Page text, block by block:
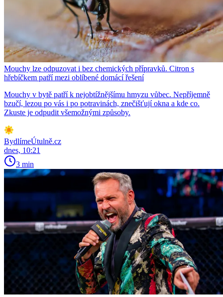
Mouchy lze odpuzovat i bez chemických přípravků. Citron s
hřebíčkem patří mezi oblíbené domácí řešení
Mouchy v bytě patří k nejobtížnějšímu hmyzu vůbec. Nepříjemně
bzučí, lezou po vás i po potravinách, znečišťují okna a kde co.
Zkuste je odpudit všemožnými způsoby.
BydlímeÚtulně.cz
dnes, 10:21
3 min